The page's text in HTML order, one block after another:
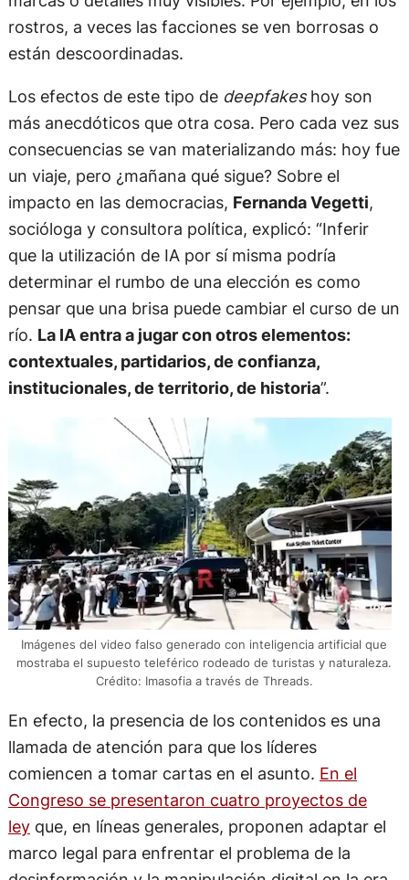
rostros, a veces las facciones se ven borrosas o
están descoordinadas.
Los efectos de este tipo de deepfakeshoy son
más anecdóticos que otra cosa. Pero cada vez sus
consecuencias se van materializando más: hoy fue
un viaje, pero ¿mañana qué sigue? Sobre el
impacto en las democracias, Fernanda Vegetti,
socióloga y consultora política, explicó: “Inferir
que la utilización de IA por sí misma podría
determinar el rumbo de una elección es como
pensar que una brisa puede cambiar el curso de un
río. La IA entra a jugar con otros elementos:
contextuales, partidarios, de confianza,
institucionales, de territorio, de historia”.
Imágenes del video falso generado con inteligencia artificial que
mostraba el supuesto teleférico rodeado de turistas y naturaleza.
Crédito: Imasofia a través de Threads.
En efecto, la presencia de los contenidos es una
llamada de atención para que los líderes
comiencen a tomar cartas en el asunto. En el
Congreso se presentaron cuatro proyectos de
leyque, en líneas generales, proponen adaptar el
marco legal para enfrentar el problema de la